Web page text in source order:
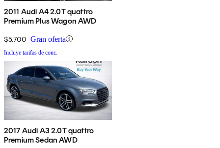
2011 Audi A4 2.0T quattro
Premium Plus Wagon AWD
$5,700 Gran oferta
Incluye tarifas de conc.
2017 Audi A3 2.0T quattro
Premium Sedan AWD